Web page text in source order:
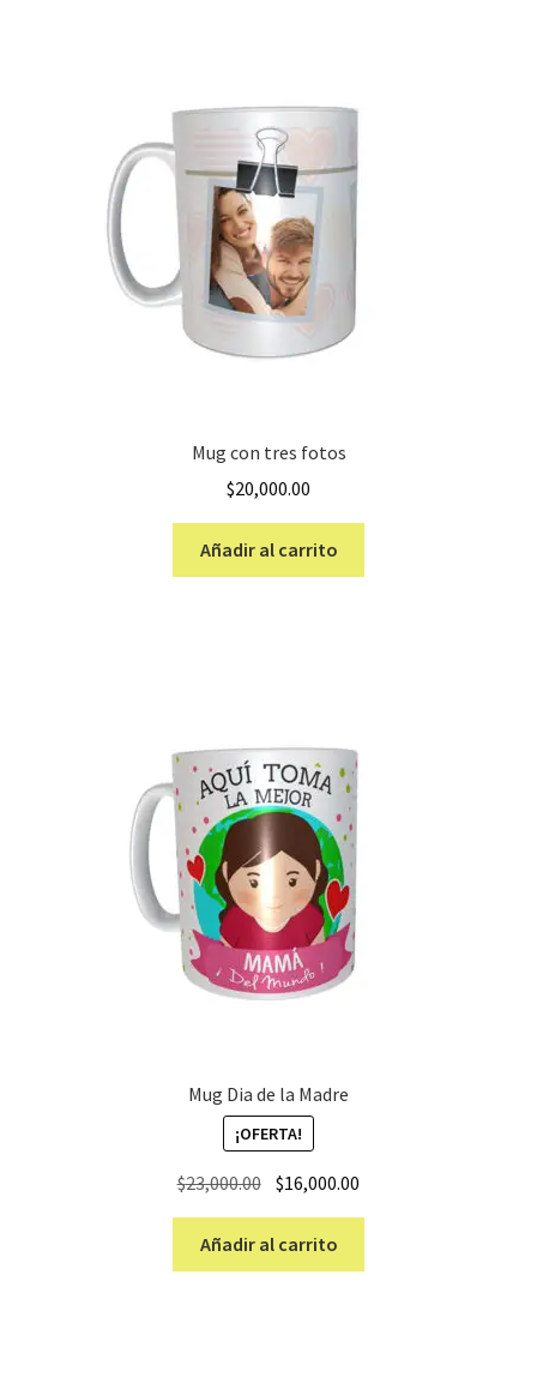
Mug con tres fotos
$20,000.00
Añadir al carrito
Mug Dia de la Madre
¡OFERTA!
$23,000.00 El
original
era:
$16,000.00
es:
Añadir al carrito